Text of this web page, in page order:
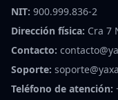
NIT: 900.999.836-2
Dirección física: Cra 7
Contacto:
Soporte:
Teléfono de atención: